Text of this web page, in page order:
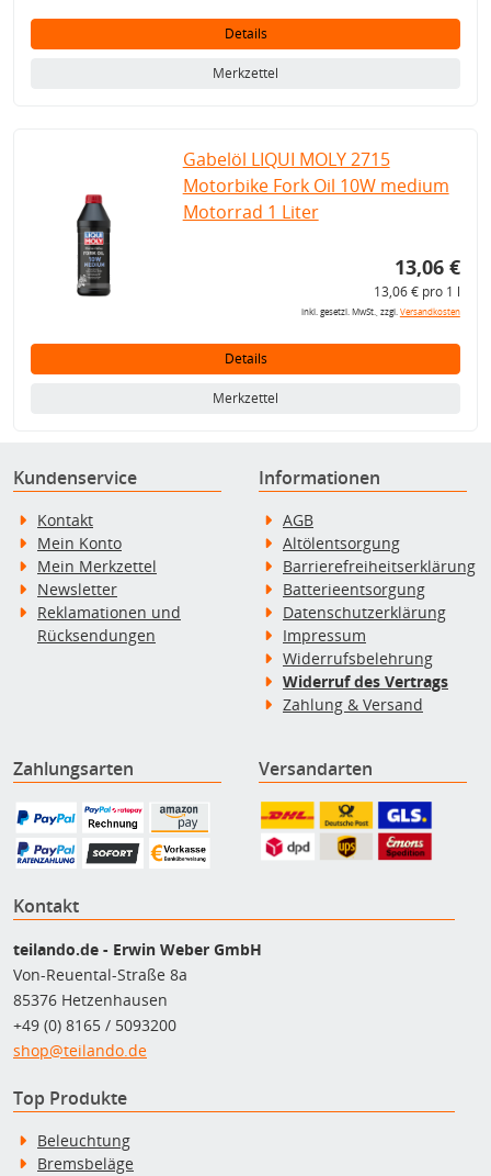
Details
Merkzettel
Gabelöl LIQUI MOLY 2715
Motorbike Fork Oil 10W medium
Motorrad 1 Liter
13,06 €
13,06 € pro 1 l
inkl. gesetzl. MwSt., zzgl.Versandkosten
Details
Merkzettel
Kundenservice
Kontakt
Mein Konto
Mein Merkzettel
Newsletter
Reklamationen und
Rücksendungen
Informationen
AGB
Altölentsorgung
Barrierefreiheitserklärung
Batterieentsorgung
Datenschutzerklärung
Impressum
Widerrufsbelehrung
Widerruf des Vertrags
Zahlung & Versand
Zahlungsarten Versandarten
Kontakt
teilando.de - Erwin Weber GmbH
Von-Reuental-Straße 8a
85376 Hetzenhausen
+49 (0) 8165 / 5093200
shop@teilando.de
Top Produkte
Beleuchtung
Bremsbeläge